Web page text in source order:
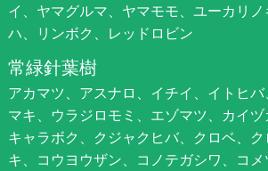
イ、ヤマグルマ、ヤマモモ、ユーカリ
ハ、リンボク、レッドロビン
常緑針葉樹
アカマツ、アスナロ、イチイ、イトヒ
マキ、ウラジロモミ、エゾマツ、カイヅ
キャラボク、クジャクヒバ、クロベ、
キ、コウヨウザン、コノテガシワ、コ